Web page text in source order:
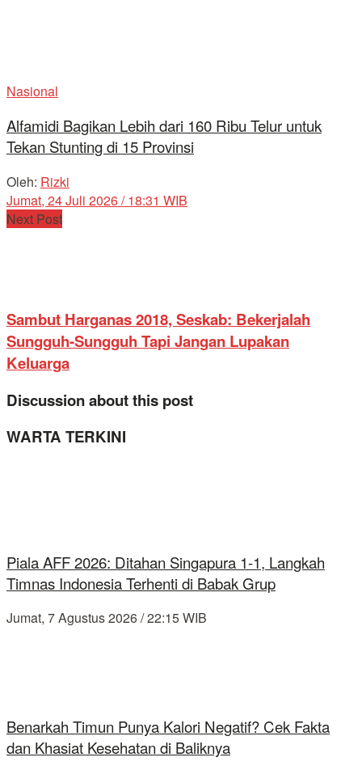
Nasional
Alfamidi Bagikan Lebih dari 160 Ribu Telur untuk
Tekan Stunting di 15 Provinsi
Oleh: Rizki
Jumat, 24 Juli 2026 / 18:31 WIB
Next Post
Sambut Harganas 2018, Seskab: Bekerjalah
Sungguh-Sungguh Tapi Jangan Lupakan
Keluarga
Discussion about this post
WARTA TERKINI
Piala AFF 2026: Ditahan Singapura 1-1, Langkah
Timnas Indonesia Terhenti di Babak Grup
Jumat, 7 Agustus 2026 / 22:15 WIB
Benarkah Timun Punya Kalori Negatif? Cek Fakta
dan Khasiat Kesehatan di Baliknya